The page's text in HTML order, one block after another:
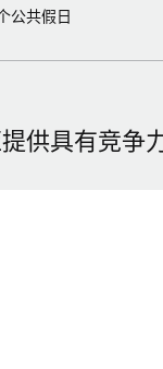
a dedicated team....
公共假日
供具有竞争